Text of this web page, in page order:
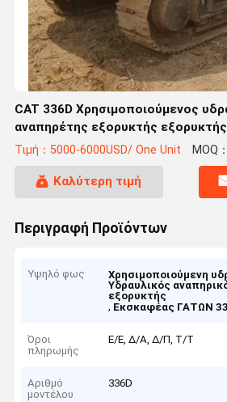
CAT 336D Χρησιμοποιούμενος
αναπηρέτης εξορυκτής εξορυκτής
πρωτότυπης Ιαπωνίας
Τιμή：5000-6000USD/ One Unit MOQ
Καλύτερη τιμή
Περιγραφή Προϊόντων
Υψηλό φως Χρησιμοποιούμενη
Υδραυλικός
εξορυκτής
, Εκσκαφέας ΓΑΤΩΝ
Όροι
πληρωμής
Ε/Ε, Δ/Α, Δ/Π, Τ/Τ
Αριθμό
μοντέλου
336D